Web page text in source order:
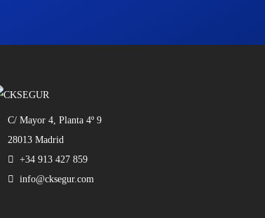
C/ Mayor 4, Planta 4º 9
28013 Madrid
+34 913 427 859
info@cksegur.com